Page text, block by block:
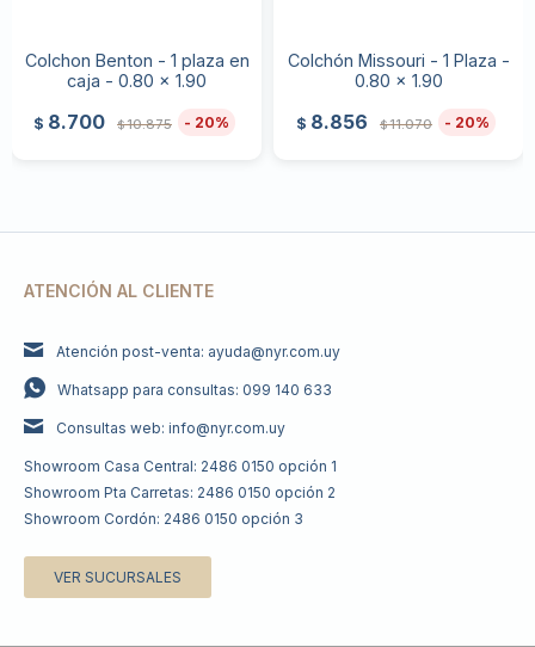
Colchon Benton - 1 plaza en
caja - 0.80 x 1.90
$ 8.700 $10.875 20
Colchón Missouri - 1 Plaza -
0.80 x 1.90
$ 8.856 $11.070 20
ATENCIÓN AL CLIENTE
Atención post-venta: ayuda@nyr.com.uy
Whatsapp para consultas: 099 140 633
Consultas web: info@nyr.com.uy
Showroom Casa Central: 2486 0150 opción 1
Showroom Pta Carretas: 2486 0150 opción 2
Showroom Cordón: 2486 0150 opción 3
VER SUCURSALES